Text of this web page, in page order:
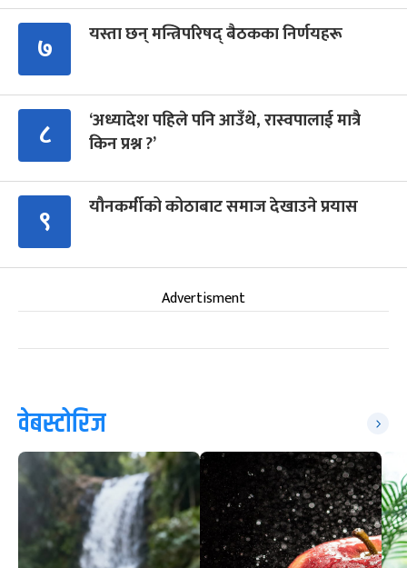
७ यस्ता छन् मन्त्रिपरिषद् बैठकका निर्णयहरू
८
‘अध्यादेश पहिले पनि आउँथे, रास्वपालाई मात्रै
किन प्रश्न ?’
९ यौनकर्मीको कोठाबाट समाज देखाउने प्रयास
Advertisment
वेबस्टोरिज